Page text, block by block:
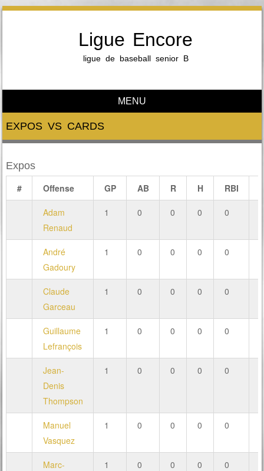
Ligue Encore
ligue de baseball senior B
MENU
Skip to content
EXPOS VS CARDS
Expos
#
Offense GP AB R H RBI
Adam
Renaud
1 0 0 0 0
André
Gadoury
1 0 0 0 0
Claude
Garceau
1 0 0 0 0
Guillaume
Lefrançois
1 0 0 0 0
Jean-
Denis
Thompson
1 0 0 0 0
Manuel
Vasquez
1 0 0 0 0
Marc-
1 0 0 0 0